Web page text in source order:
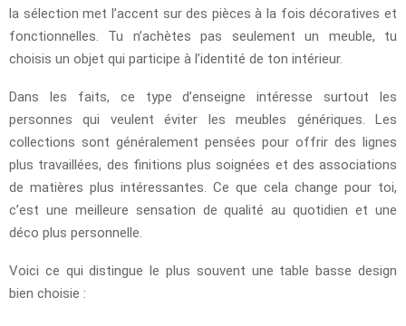
la sélection met l’accent sur des pièces à la fois décoratives et
fonctionnelles. Tu n’achètes pas seulement un meuble, tu
choisis un objet qui participe à l’identité de ton intérieur.
Dans les faits, ce type d’enseigne intéresse surtout les
personnes qui veulent éviter les meubles génériques. Les
collections sont généralement pensées pour offrir des lignes
plus travaillées, des finitions plus soignées et des associations
de matières plus intéressantes. Ce que cela change pour toi,
c’est une meilleure sensation de qualité au quotidien et une
déco plus personnelle.
Voici ce qui distingue le plus souvent une table basse design
bien choisie :